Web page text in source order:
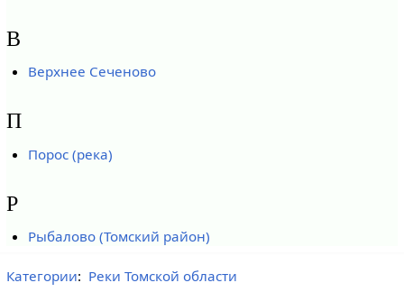
В
Верхнее Сеченово
П
Порос (река)
Р
Рыбалово (Томский район)
Категории: Реки Томской области